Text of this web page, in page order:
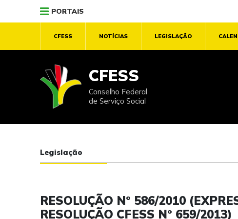
PORTAIS
CFESS NOTÍCIAS LEGISLAÇÃO
CFESS
Conselho Federal
de Serviço Social
Legislação
RESOLUÇÃO Nº 586/2010
RESOLUÇÃO CFESS Nº 659/2013)